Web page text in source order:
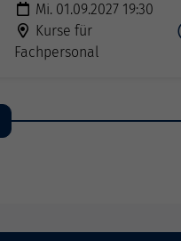
Mi. 01.09.2027 19:30
Kurse für
Fachpersonal